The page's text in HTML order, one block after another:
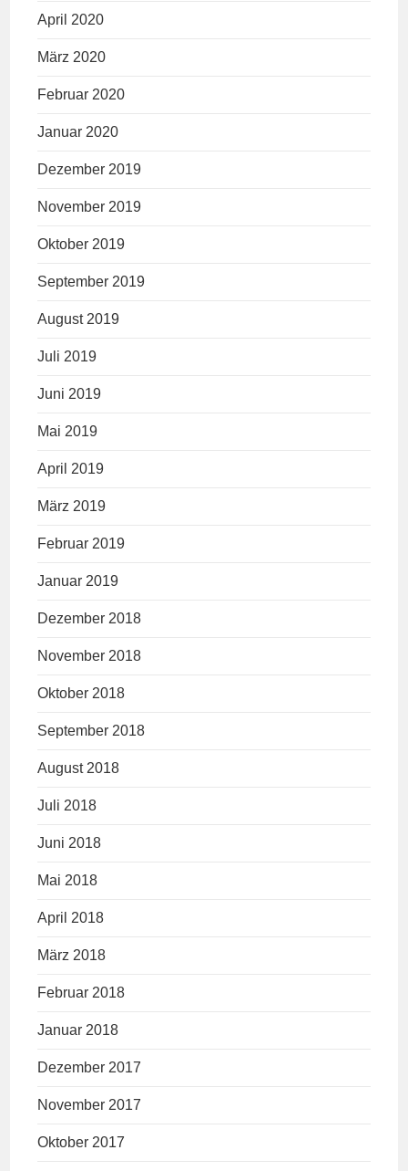
April 2020
März 2020
Februar 2020
Januar 2020
Dezember 2019
November 2019
Oktober 2019
September 2019
August 2019
Juli 2019
Juni 2019
Mai 2019
April 2019
März 2019
Februar 2019
Januar 2019
Dezember 2018
November 2018
Oktober 2018
September 2018
August 2018
Juli 2018
Juni 2018
Mai 2018
April 2018
März 2018
Februar 2018
Januar 2018
Dezember 2017
November 2017
Oktober 2017